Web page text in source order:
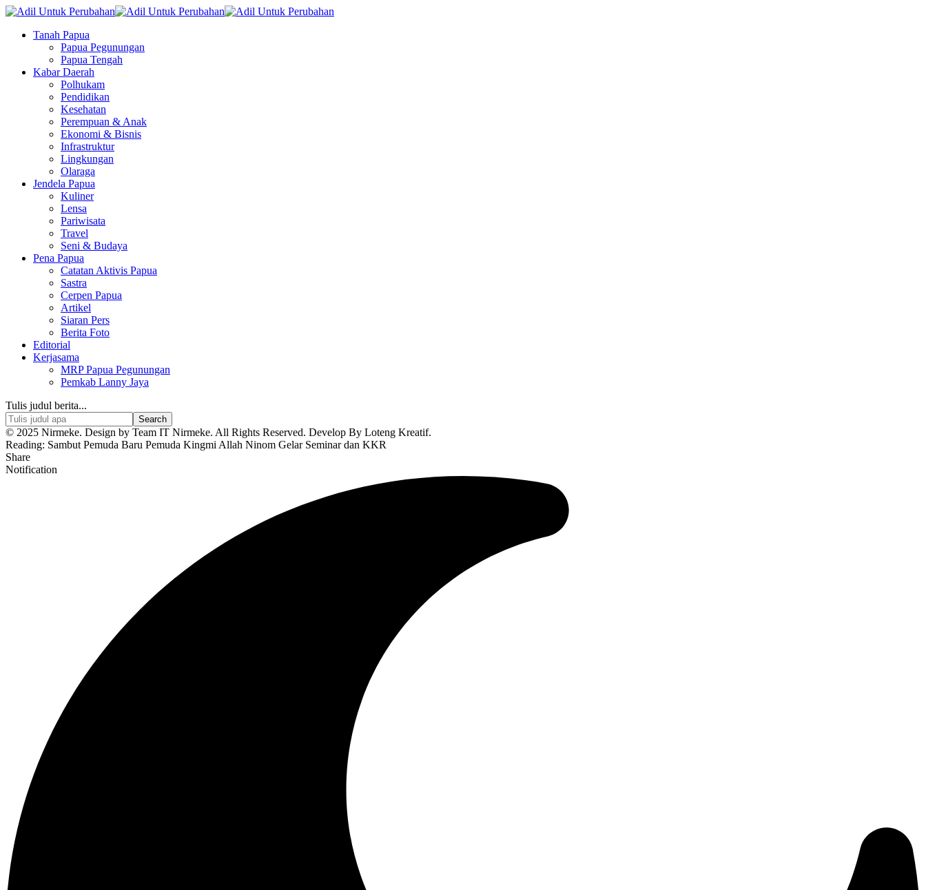
Tanah Papua
Papua Pegunungan
Papua Tengah
Kabar Daerah
Polhukam
Pendidikan
Kesehatan
Perempuan & Anak
Ekonomi & Bisnis
Infrastruktur
Lingkungan
Olaraga
Jendela Papua
Kuliner
Lensa
Pariwisata
Travel
Seni & Budaya
Pena Papua
Catatan Aktivis Papua
Sastra
Cerpen Papua
Artikel
Siaran Pers
Berita Foto
Editorial
Kerjasama
MRP Papua Pegunungan
Pemkab Lanny Jaya
Tulis judul berita...
© 2025 Nirmeke. Design by Team IT Nirmeke. All Rights Reserved. Develop By Loteng Kreatif.
Reading: Sambut Pemuda Baru Pemuda Kingmi Allah Ninom Gelar Seminar dan KKR
Share
Notification